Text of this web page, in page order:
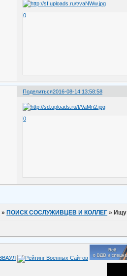
0
Поделиться2016-08-14 13:58:58
0
» ПОИСК СОСЛУЖИВЦЕВ И КОЛЛЕГ » Ищу